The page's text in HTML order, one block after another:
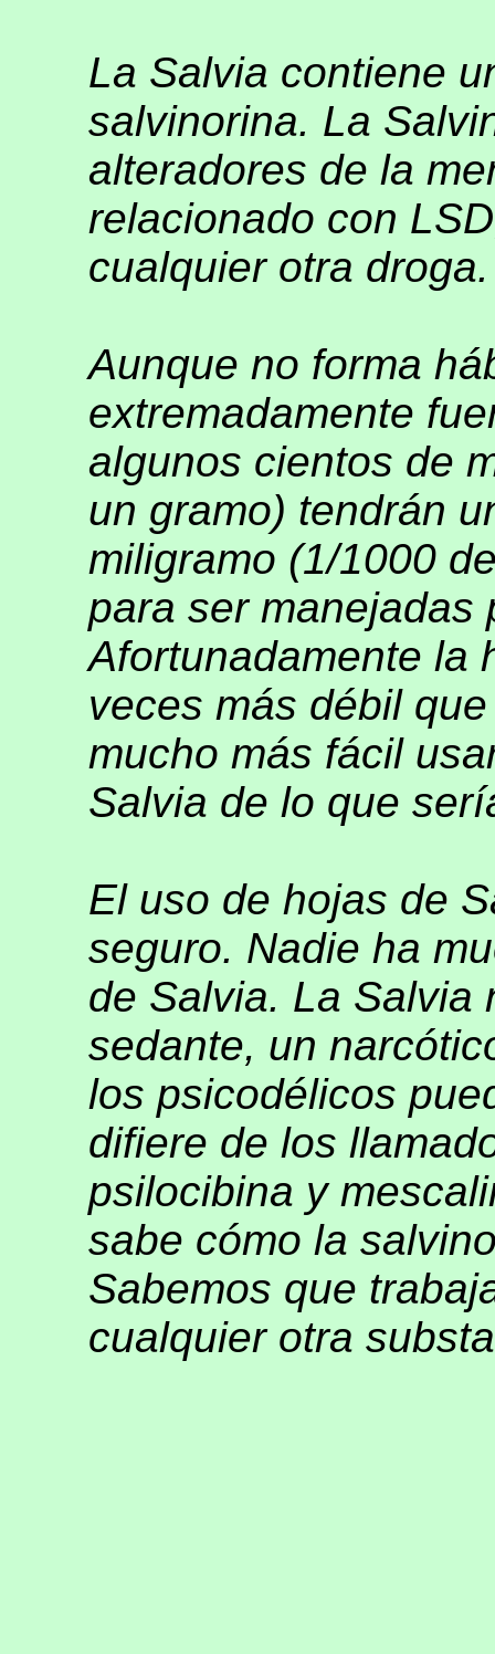
La Salvia contiene
salvinorina. La
alteradores de la
relacionado con
cualquier otra
Aunque no forma
extremadamente
algunos cientos de
un gramo) tendrán
miligramo (1/1000
para ser manejadas
Afortunadamente la
veces más débil
mucho más fácil
Salvia de lo que
El uso de hojas de
seguro. Nadie ha
de Salvia. La Salvia
sedante, un
los psicodélicos
difiere de los
psilocibina y
sabe cómo la
Sabemos que
cualquier otra